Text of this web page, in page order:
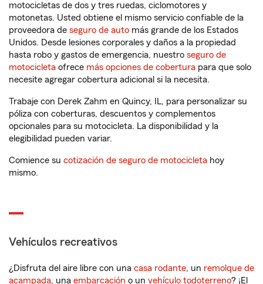
motocicletas de dos y tres ruedas, ciclomotores y
motonetas. Usted obtiene el mismo servicio confiable de la
proveedora de seguro de auto más grande de los Estados
Unidos. Desde lesiones corporales y daños a la propiedad
hasta robo y gastos de emergencia, nuestro seguro de
motocicleta ofrece más opciones de cobertura para que solo
necesite agregar cobertura adicional si la necesita.
Trabaje con Derek Zahm en Quincy, IL, para personalizar su
póliza con coberturas, descuentos y complementos
opcionales para su motocicleta. La disponibilidad y la
elegibilidad pueden variar.
Comience su cotización de seguro de motocicleta hoy
mismo.
Vehículos recreativos
¿Disfruta del aire libre con una casa rodante, un remolque de
acampada, una embarcación o un vehículo todoterreno? ¡El